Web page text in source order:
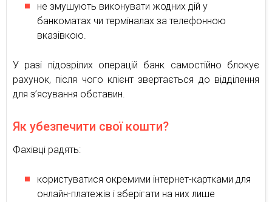
не змушують виконувати жодних дій у
банкоматах чи терміналах за телефонною
вказівкою.
У разі підозрілих операцій банк самостійно блокує
рахунок, після чого клієнт звертається до відділення
для з’ясування обставин.
Як убезпечити свої кошти?
Фахівці радять:
користуватися окремими інтернет-картками для
онлайн-платежів і зберігати на них лише